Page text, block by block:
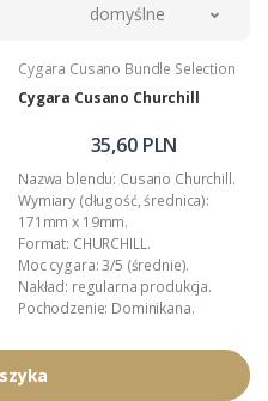
domyślne
Cygara Cusano Bundle Selection
Cygara Cusano Churchill
35,60 PLN
Nazwa blendu: Cusano Churchill.
Wymiary (długość, średnica):
171mm x 19mm.
Format: CHURCHILL.
Moc cygara: 3/5 (średnie).
Nakład: regularna produkcja.
Pochodzenie: Dominikana.
Wykonanie: całkowicie ręczne.
Dystrybucja w Polsce: Akan